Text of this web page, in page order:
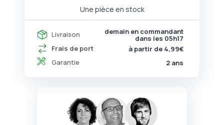
Une pièce en stock
Livraison demain en commandant
dans les 05h17
Frais de port
à partir de 4,99€
Garantie
2 ans